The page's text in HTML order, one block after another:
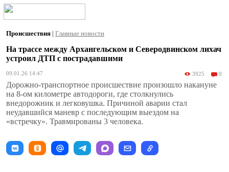
Происшествия | Главные новости
На трассе между Архангельском и Северодвинском лихач
устроил ДТП с пострадавшими
09.01.26 14:47 3925 0
Дорожно-транспортное происшествие произошло накануне
на 8-ом километре автодороги, где столкнулись
внедорожник и легковушка. Причиной аварии стал
неудавшийся маневр с последующим выездом на
«встречку». Травмированы 3 человека.